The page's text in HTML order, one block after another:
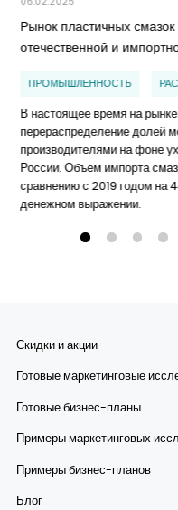
Рынок пластичных
отечественной и
ПРОМЫШЛЕННОСТЬ
В настоящее время на
перераспределение долей
производителями на фоне
России. Объем импорта
сравнению с 2019 годом на
денежном выражении.
Скидки и акции
Готовые маркетинговые
Готовые бизнес-планы
Примеры маркетинговых
Примеры бизнес-планов
Блог